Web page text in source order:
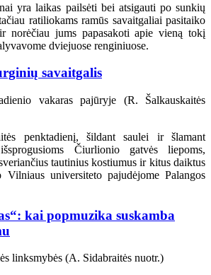
yra laikas pailsėti bei atsigauti po sunkių
ratiliokams ramūs savaitgaliai pasitaiko
norėčiau jums papasakoti apie vieną tokį
dviejuose renginiuose.
savaitgalis
penktadienį, šildant saulei ir šlamant
Čiurlionio gatvės liepoms,
tautinius kostiumus ir kitus daiktus
Vilniaus universiteto pajudėjome Palangos
kai popmuzika suskamba